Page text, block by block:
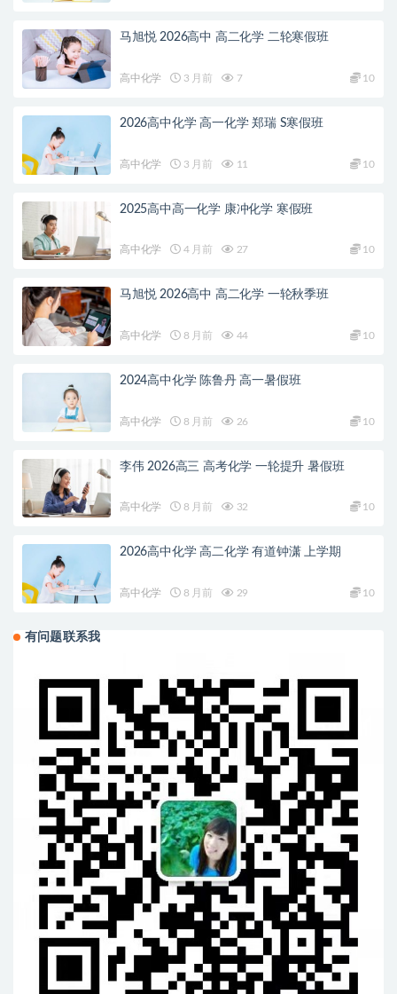
马旭悦 2026高中 高二化学 二轮寒假班
高中化学 3 月前 7 10
2026高中化学 高一化学 郑瑞 S寒假班
高中化学 3 月前 11 10
2025高中高一化学 康冲化学 寒假班
高中化学 4 月前 27 10
马旭悦 2026高中 高二化学 一轮秋季班
高中化学 8 月前 44 10
2024高中化学 陈鲁丹 高一暑假班
高中化学 8 月前 26 10
李伟 2026高三 高考化学 一轮提升 暑假班
高中化学 8 月前 32 10
2026高中化学 高二化学 有道钟潇 上学期
高中化学 8 月前 29 10
有问题联系我